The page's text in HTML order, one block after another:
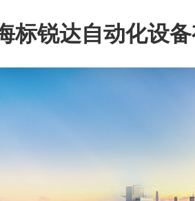
标锐达自动化设